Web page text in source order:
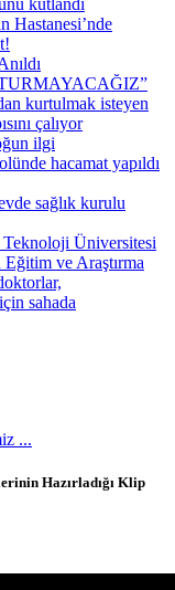
Hastanesi’nde
kurtulmak isteyen
çalıyor
ilgi
hacamat yapıldı
sağlık kurulu
Üniversitesi
ve Araştırma
sahada
...
Hazırladığı Klip